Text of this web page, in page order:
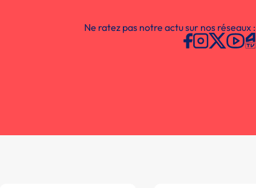
Ne ratez pas notre actu sur nos réseaux :